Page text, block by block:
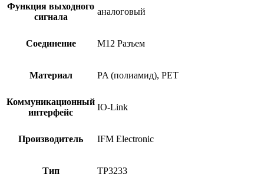
Функция выходного
сигнала
аналоговый
Соединение M12 Разъем
Материал PA (полиамид), PET
Коммуникационный
интерфейс
IO-Link
Производитель IFM Electronic
Тип TP3233